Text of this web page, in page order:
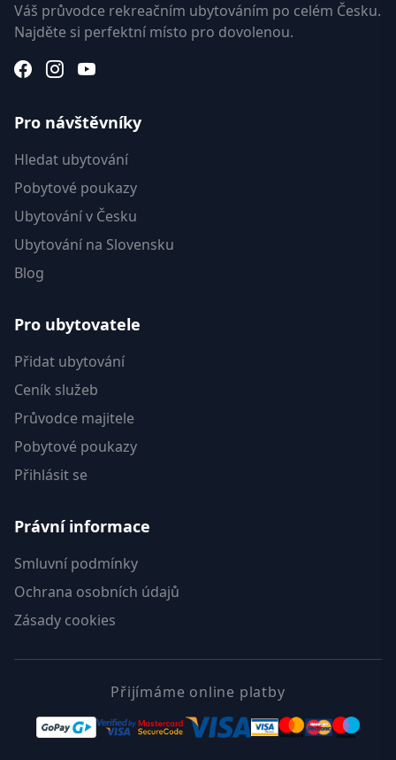
Váš průvodce rekreačním ubytováním po celém Česku.
Najděte si perfektní místo pro dovolenou.
Pro návštěvníky
Hledat ubytování
Pobytové poukazy
Ubytování v Česku
Ubytování na Slovensku
Blog
Pro ubytovatele
Přidat ubytování
Ceník služeb
Průvodce majitele
Pobytové poukazy
Přihlásit se
Právní informace
Smluvní podmínky
Ochrana osobních údajů
Zásady cookies
Přijímáme online platby